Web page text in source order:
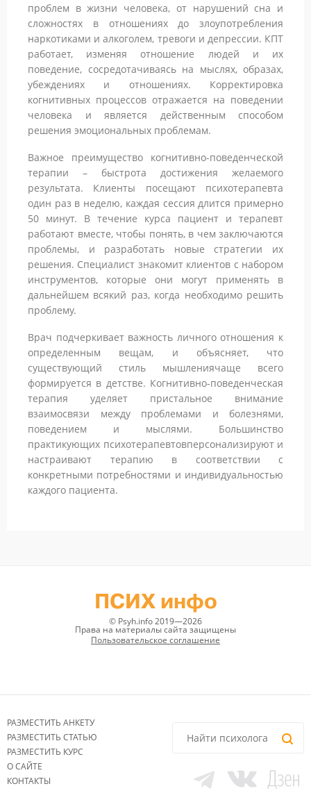
проблем в жизни человека, от нарушений сна и
сложностях в отношениях до злоупотребления
наркотиками и алкоголем, тревоги и депрессии. КПТ
работает, изменяя отношение людей и их
поведение, сосредотачиваясь на мыслях, образах,
убеждениях и отношениях. Корректировка
когнитивных процессов отражается на поведении
человека и является действенным способом
решения эмоциональных проблемам.
Важное преимущество когнитивно-поведенческой
терапии – быстрота достижения желаемого
результата. Клиенты посещают психотерапевта
один раз в неделю, каждая сессия длится примерно
50 минут. В течение курса пациент и терапевт
работают вместе, чтобы понять, в чем заключаются
проблемы, и разработать новые стратегии их
решения. Специалист знакомит клиентов с набором
инструментов, которые они могут применять в
дальнейшем всякий раз, когда необходимо решить
проблему.
Врач подчеркивает важность личного отношения к
определенным вещам, и объясняет, что
существующий стиль мышлениячаще всего
формируется в детстве. Когнитивно-поведенческая
терапия уделяет пристальное внимание
взаимосвязи между проблемами и болезнями,
поведением и мыслями. Большинство
практикующих психотерапевтовперсонализируют и
настраивают терапию в соответствии с
конкретными потребностями и индивидуальностью
каждого пациента.
ПСИХ инфо
© Psyh.info 2019—2026
Права на материалы сайта защищены
Пользовательское соглашение
РАЗМЕСТИТЬ АНКЕТУ
РАЗМЕСТИТЬ СТАТЬЮ
РАЗМЕСТИТЬ КУРС
О САЙТЕ
КОНТАКТЫ